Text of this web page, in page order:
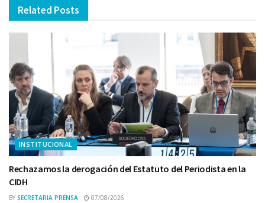
Related Posts
INSTITUCIONAL
Rechazamos la derogación del Estatuto del Periodista en la
CIDH
BY SECRETARIA PRENSA 07/08/2026